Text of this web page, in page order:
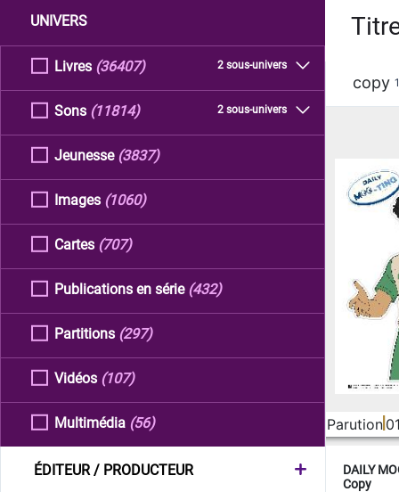
UNIVERS
Livres 2 sous-univers
(36407)
Sons 2 sous-univers
(11814)
Jeunesse (3837)
Images (1060)
Cartes (707)
Publications en série (432)
Partitions (297)
Vidéos (107)
Multimédia (56)
ÉDITEUR / PRODUCTEUR
copy
Parution
DAILY
Copy